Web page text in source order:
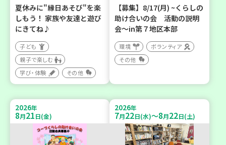
夏休みに"縁日あそび"を楽
しもう！ 家族や友達と遊び
にきてね♪
子ども
親子で楽しむ
学び・体験
その他
【募集】8/17(月) ~くらしの
助け合いの会 活動の説明
会～in第７地区本部
環境
ボランティア
その他
2026年
8月21日(金)
2026年
7月22日(水)～8月22日(土)